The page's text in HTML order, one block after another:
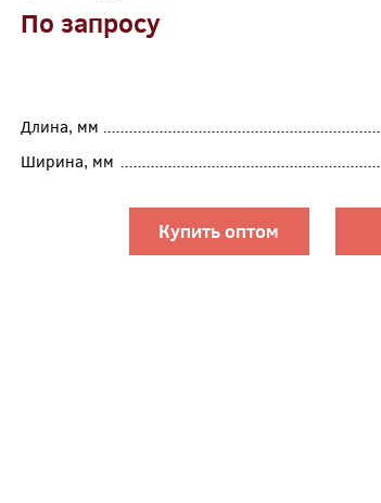
По запросу
Длина, мм
Ширина, мм
Купить оптом